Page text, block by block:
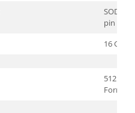
pin
16 GB
512 GB,
Form